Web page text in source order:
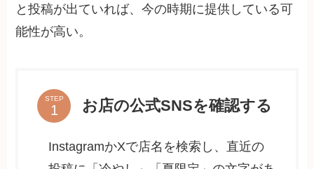
と投稿が出ていれば、今の時期に提供している可
能性が高い。
STEP お店の公式SNSを確認する
InstagramかXで店名を検索し、直近の